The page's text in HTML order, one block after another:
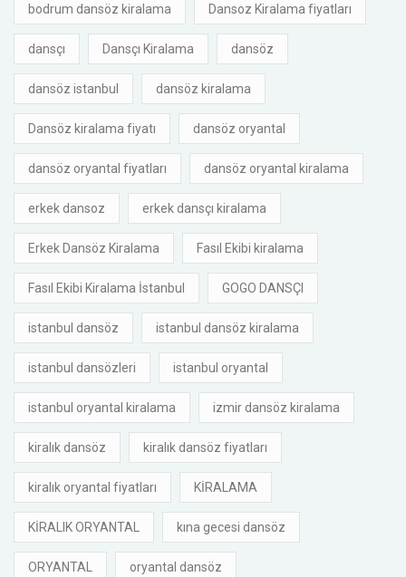
bodrum dansöz kiralama Dansoz Kiralama fiyatları
dansçı Dansçı Kiralama dansöz
dansöz istanbul dansöz kiralama
Dansöz kiralama fiyatı dansöz oryantal
dansöz oryantal fiyatları dansöz oryantal kiralama
erkek dansoz erkek dansçı kiralama
Erkek Dansöz Kiralama Fasıl Ekibi kiralama
Fasıl Ekibi Kiralama İstanbul GOGO DANSÇI
istanbul dansöz istanbul dansöz kiralama
istanbul dansözleri istanbul oryantal
istanbul oryantal kiralama izmir dansöz kiralama
kiralık dansöz kiralık dansöz fiyatları
kiralık oryantal fiyatları KİRALAMA
KİRALIK ORYANTAL kına gecesi dansöz
ORYANTAL oryantal dansöz